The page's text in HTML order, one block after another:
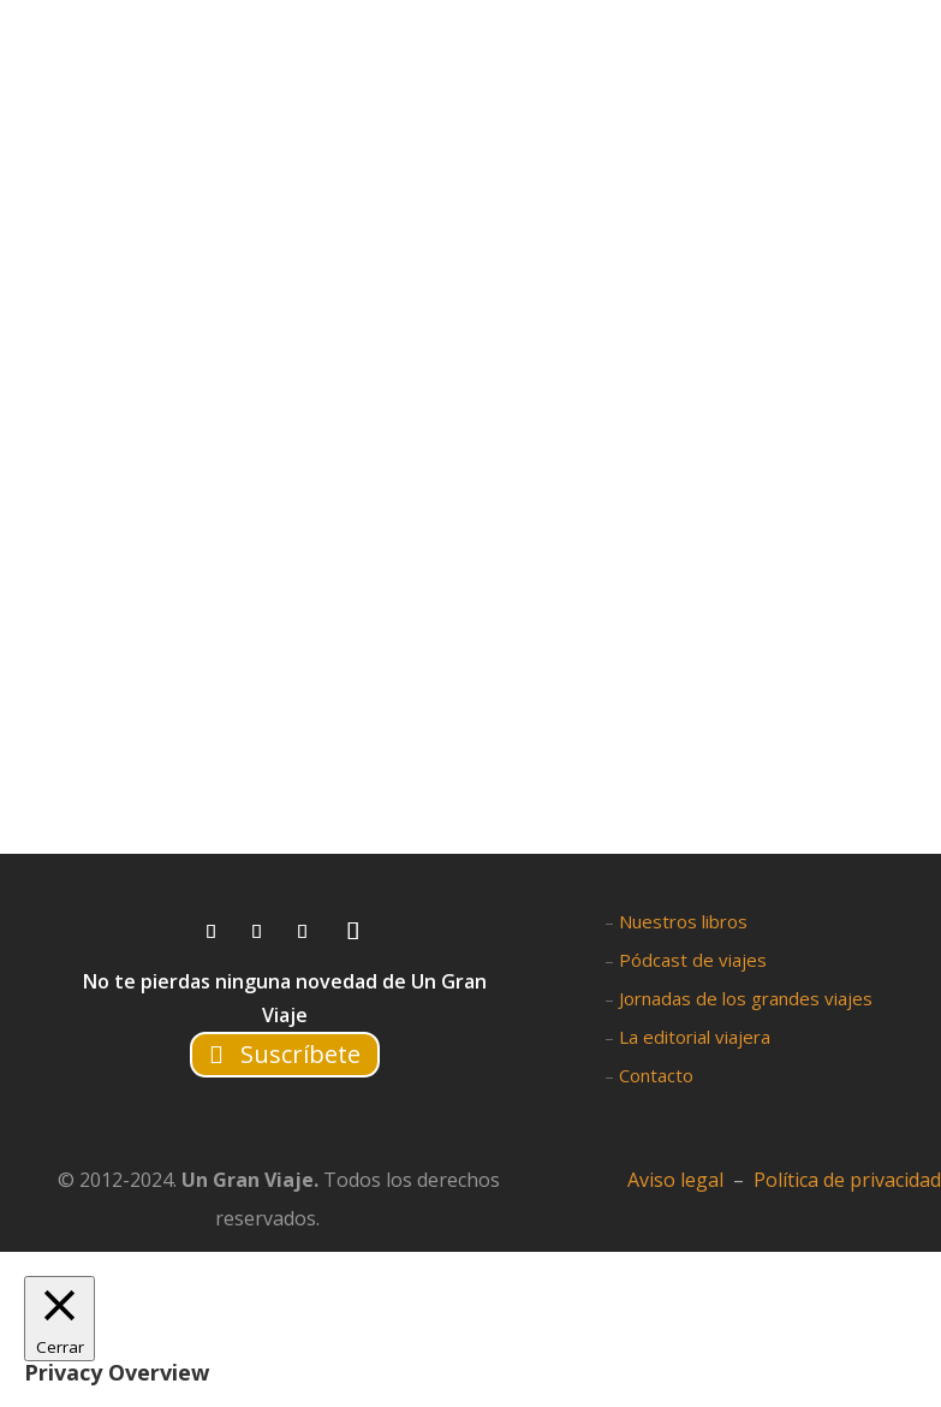
No te pierdas ninguna novedad de Un Gran
Viaje
Suscríbete
– Nuestros libros
– Pódcast de viajes
– Jornadas de los grandes viajes
– La editorial viajera
– Contacto
© 2012-2024. Un Gran Viaje. Todos los derechos
reservados.
Aviso legal – Política de privacidad
Cerrar
Privacy Overview